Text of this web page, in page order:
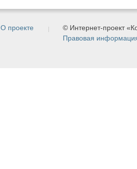
О проекте
© Интернет-проект
Правовая